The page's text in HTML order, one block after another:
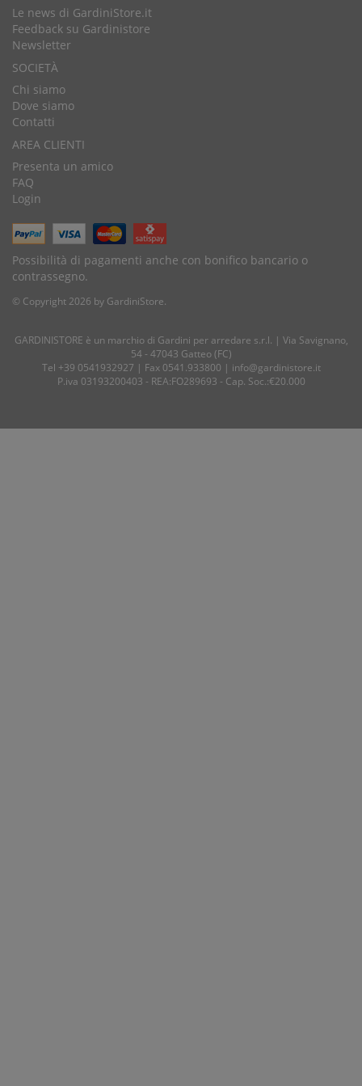
Le news di GardiniStore.it
Feedback su Gardinistore
Newsletter
SOCIETÀ
Chi siamo
Dove siamo
Contatti
AREA CLIENTI
Presenta un amico
FAQ
Login
Possibilità di pagamenti anche con bonifico bancario o
contrassegno.
© Copyright 2026 by GardiniStore.
GARDINISTORE è un marchio di Gardini per arredare s.r.l. | Via Savignano,
54 - 47043 Gatteo (FC)
Tel +39 0541932927 | Fax 0541.933800 | info@gardinistore.it
P.iva 03193200403 - REA:FO289693 - Cap. Soc.:€20.000